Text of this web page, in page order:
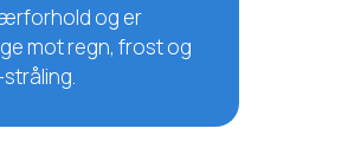
og er
mot regn, frost og
stråling.